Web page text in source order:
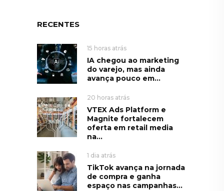
RECENTES
15 horas atrás
IA chegou ao marketing
do varejo, mas ainda
avança pouco em...
20 horas atrás
VTEX Ads Platform e
Magnite fortalecem
oferta em retail media
na...
1 dia atrás
TikTok avança na jornada
de compra e ganha
espaço nas campanhas...